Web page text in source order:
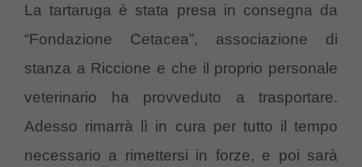
La tartaruga è stata presa in consegna da
“Fondazione Cetacea”, associazione di
stanza a Riccione e che il proprio personale
veterinario ha provveduto a trasportare.
Adesso rimarrà lì in cura per tutto il tempo
necessario a rimettersi in forze, e poi sarà